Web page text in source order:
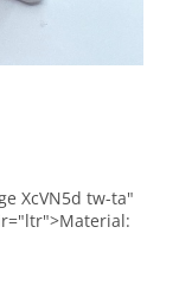
XcVN5d tw-ta"
Material: